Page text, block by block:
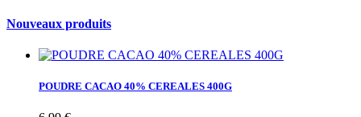
Nouveaux produits
POUDRE CACAO 40% CEREALES 400G